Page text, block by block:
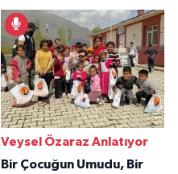
Veysel Özaraz Anlatıyor
Bir Çocuğun Umudu, Bir